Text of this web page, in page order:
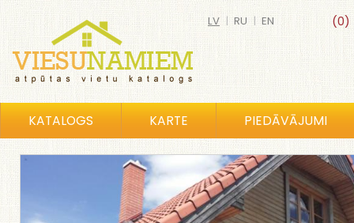
(0)
LV | RU | EN
KATALOGS KARTE PIEDĀVĀJUMI